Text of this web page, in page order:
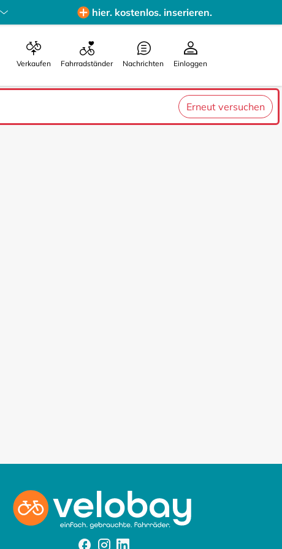
hier. kostenlos. inserieren.
Verkaufen Fahrradständer Nachrichten Einloggen
Erneut versuchen
FacebookInstagram